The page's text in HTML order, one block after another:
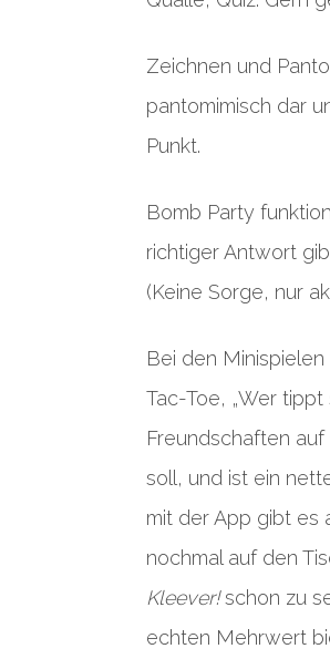
Zeichnen und
pantomimisch dar
Punkt.
Bomb Party
richtiger Antwort
(Keine Sorge, nur
Bei den
Tac-Toe, „Wer
Freundschaften auf
soll, und ist ein
mit der App gibt es
nochmal auf den
Kleever!schon zu
echten Mehrwert